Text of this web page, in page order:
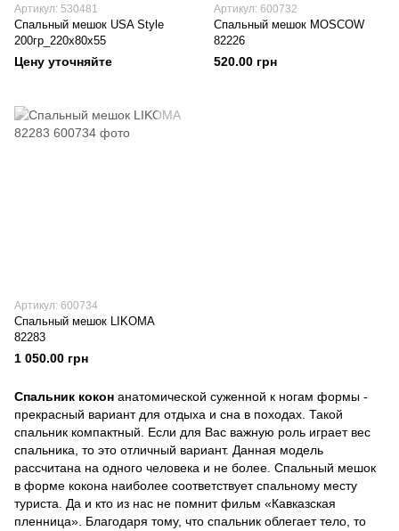
Артикул: 530481
Спальный мешок USA Style
200гр_220х80х55
Цену уточняйте
Артикул: 600732
Спальный мешок MOSCOW
82226
520.00 грн
Артикул: 600734
Спальный мешок LIKOMA
82283
1 050.00 грн
Спальник кокон анатомической суженной к ногам формы -
прекрасный вариант для отдыха и сна в походах. Такой
спальник компактный. Если для Вас важную роль играет вес
спальника, то это отличный вариант. Данная модель
рассчитана на одного человека и не более. Спальный мешок
в форме кокона наиболее соответствует спальному месту
туриста. Да и кто из нас не помнит фильм «Кавказская
пленница». Благодаря тому, что спальник облегает тело, то